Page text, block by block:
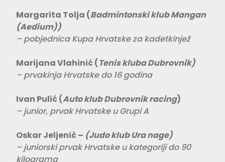
Margarita Tolja (Badmintonski klub Mangan
(Aedium))
– pobjednica Kupa Hrvatske za kadetkinjež
Marijana Vlahinić(Tenis kluba Dubrovnik)
– prvakinja Hrvatske do 16 godina
Ivan Pulić (Auto klub Dubrovnik racing)
–junior, prvak Hrvatske u Grupi A
Oskar Jeljenić – (Judo klub Ura nage)
– juniorski prvak Hrvatske u kategoriji do 90
kilograma